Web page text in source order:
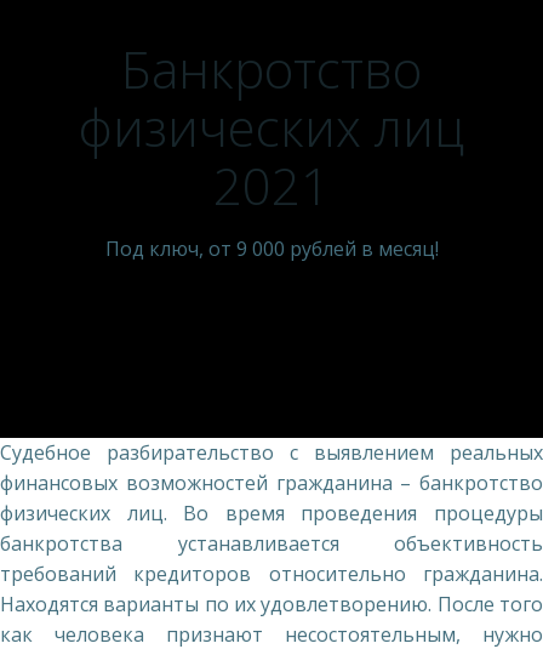
Банкротство
физических лиц
2021
Под ключ, от 9 000 рублей в месяц!
Судебное разбирательство с выявлением реальных
финансовых возможностей гражданина – банкротство
физических лиц. Во время проведения процедуры
банкротства устанавливается объективность
требований кредиторов относительно гражданина.
Находятся варианты по их удовлетворению. После того
как человека признают несостоятельным, нужно